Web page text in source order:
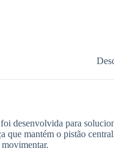
desenvolvida para
mantém o pistão